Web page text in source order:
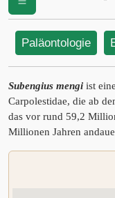
Paläontologie
Subengius mengi ist
Carpolestidae, die ab
das vor rund 59,2
Millionen Jahren